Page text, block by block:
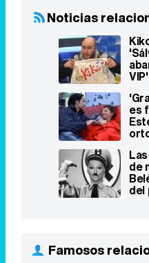
es
de
del
Famosos